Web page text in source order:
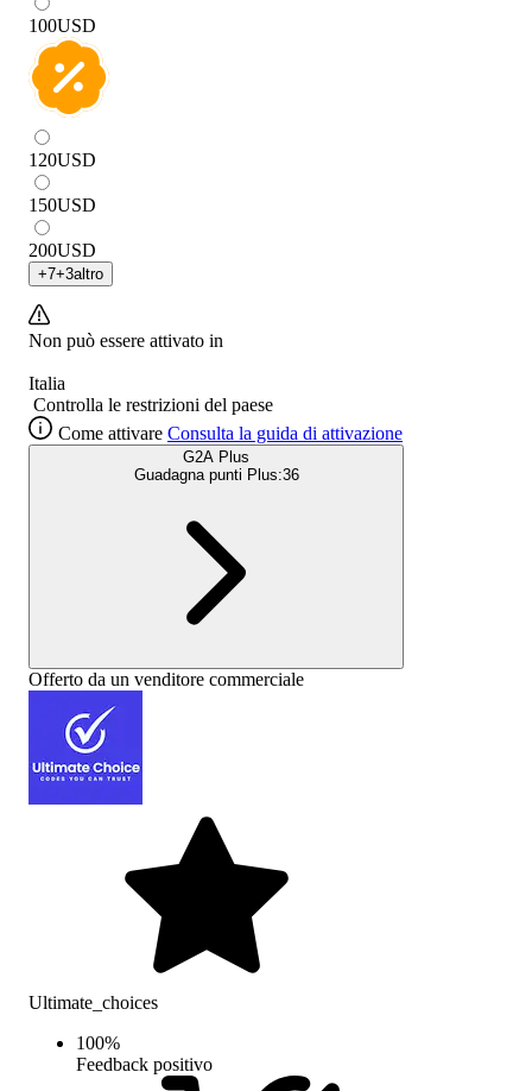
100USD
120USD
150USD
200USD
+7+3altro
Non può essere attivato in
Italia
Controlla le restrizioni del paese
Come attivare Consulta la guida di attivazione
G2A Plus
Guadagna punti Plus:36
Offerto da un venditore commerciale
Ultimate_choices
100%
Feedback positivo